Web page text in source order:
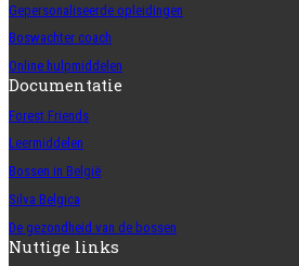
Gepersonaliseerde opleidingen
Boswachter coach
Online hulpmiddelen
Documentatie
Forest Friends
Leermiddelen
Bossen in België
Silva Belgica
De gezondheid van de bossen
Nuttige links